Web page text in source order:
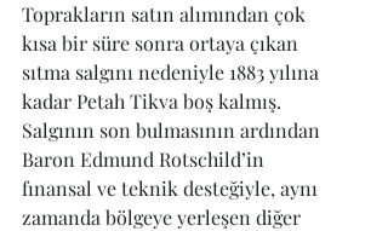
Toprakların satın alımından çok
kısa bir süre sonra ortaya çıkan
sıtma salgını nedeniyle 1883 yılına
kadar Petah Tikva boş kalmış.
Salgının son bulmasının ardından
Baron Edmund Rotschild’in
fınansal ve teknik desteğiyle, aynı
zamanda bölgeye yerleşen diğer